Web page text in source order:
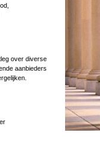
over diverse
aanbieders